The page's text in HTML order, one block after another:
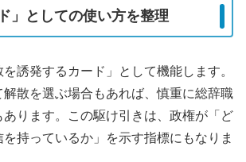
」としての使い方を整理
誘発するカード」として機能します。
散を選ぶ場合もあれば、慎重に総辞職
あります。この駆け引きは、政権が「ど
持っているか」を示す指標にもなりま